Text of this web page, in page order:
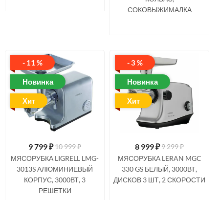
СОКОВЫЖИМАЛКА
- 11 %
Новинка
Хит
9 799₽10 999 ₽
МЯСОРУБКА LIGRELL LMG-
3013S АЛЮМИНИЕВЫЙ
КОРПУС, 3000ВТ, 3
РЕШЕТКИ
- 3 %
Новинка
Хит
8 999₽9 299 ₽
МЯСОРУБКА LERAN MGC
330 GS БЕЛЫЙ, 3000ВТ,
ДИСКОВ 3 ШТ, 2 СКОРОСТИ